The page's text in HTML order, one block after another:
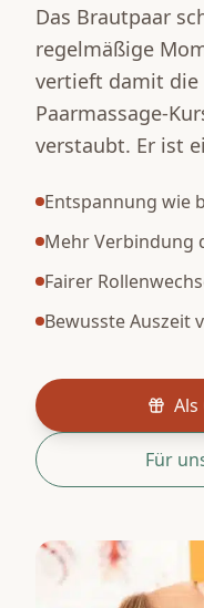
Das Brautpaar
regelmäßige
vertieft damit die
Paarmassage-
verstaubt. Er ist
Entspannung wie
Mehr Verbindung
Fairer
Bewusste Auszeit
Für